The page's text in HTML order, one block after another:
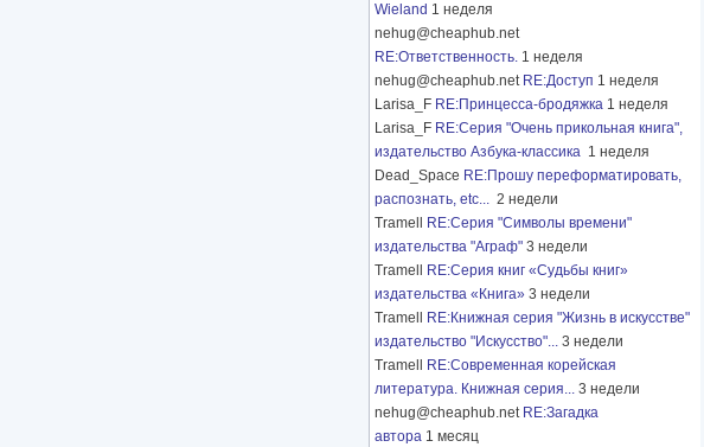
Wieland 1 неделя
nehug@cheaphub.net
RE:Ответственность. 1 неделя
nehug@cheaphub.net RE:Доступ 1 неделя
Larisa_F RE:Принцесса-бродяжка 1 неделя
Larisa_F RE:Серия "Очень прикольная книга",
издательство Азбука-классика 1 неделя
Dead_Space RE:Прошу переформатировать,
распознать, etc... 2 недели
Tramell
RE:Серия "Символы времени"
издательства "Аграф" 3 недели
Tramell
RE:Серия книг «Судьбы книг»
издательства «Книга» 3 недели
Tramell
RE:Книжная серия "Жизнь в искусстве"
издательство "Искусство"... 3 недели
Tramell
RE:Современная корейская
литература. Книжная серия... 3 недели
nehug@cheaphub.net RE:Загадка
автора 1 месяц